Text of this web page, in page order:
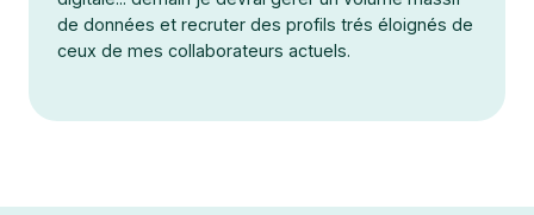
de données et recruter des profils trés éloignés de
ceux de mes collaborateurs actuels.